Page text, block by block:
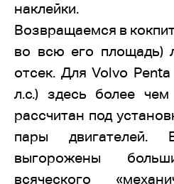
наклейки.
Возвращаемся в
во всю его площадь)
отсек. Для Volvo
л.с.) здесь более
рассчитан под
пары двигателей.
выгорожены
всяческого